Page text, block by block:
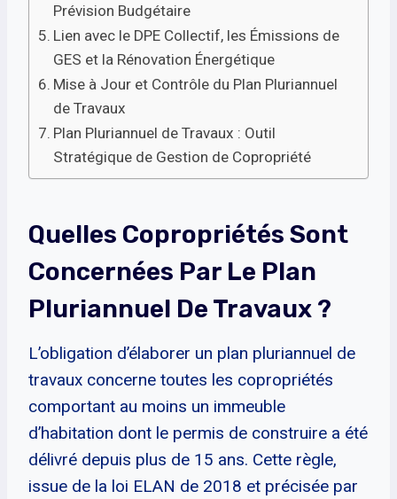
Prévision Budgétaire
Lien avec le DPE Collectif, les Émissions de
GES et la Rénovation Énergétique
Mise à Jour et Contrôle du Plan Pluriannuel
de Travaux
Plan Pluriannuel de Travaux : Outil
Stratégique de Gestion de Copropriété
Quelles Copropriétés Sont
Concernées Par Le Plan
Pluriannuel De Travaux ?
L’obligation d’élaborer un plan pluriannuel de
travaux concerne toutes les copropriétés
comportant au moins un immeuble
d’habitation dont le permis de construire a été
délivré depuis plus de 15 ans. Cette règle,
issue de la loi ELAN de 2018 et précisée par